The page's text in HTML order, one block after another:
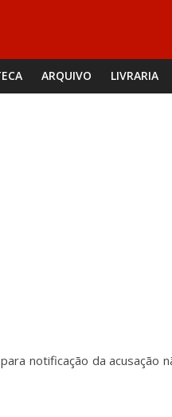
ARQUIVO LIVRARIA
notificação da acusação